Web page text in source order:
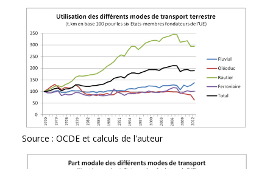
Source : OCDE et calculs de l'auteur